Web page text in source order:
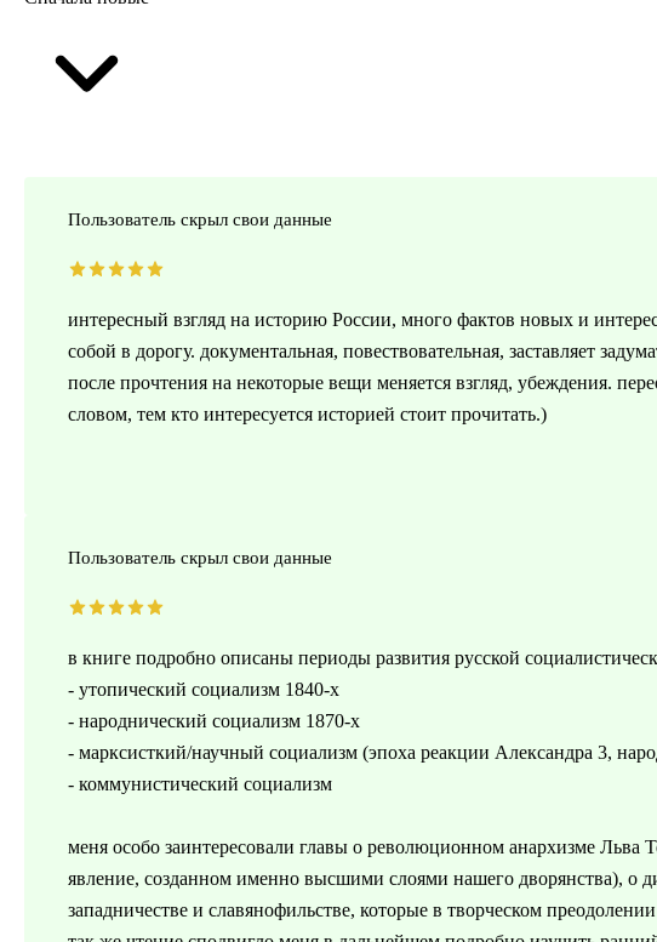
Пользователь скрыл свои данные
интересный взгляд на историю России, много фактов новых и
собой в дорогу. документальная, повествовательная, заставляет
после прочтения на некоторые вещи меняется взгляд, убеждения.
словом, тем кто интересуется историей стоит прочитать.)
Пользователь скрыл свои данные
в книге подробно описаны периоды развития русской
- утопический социализм 1840-х
- народнический социализм 1870-х
- марксисткий/научный социализм (эпоха реакции Александра 3,
- коммунистический социализм
меня особо заинтересовали главы о революционном анархизме Льва
явление, созданном именно высшими слоями нашего дворянства), о
западничестве и славянофильстве, которые в творческом